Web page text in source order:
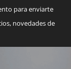
para enviarte
novedades de